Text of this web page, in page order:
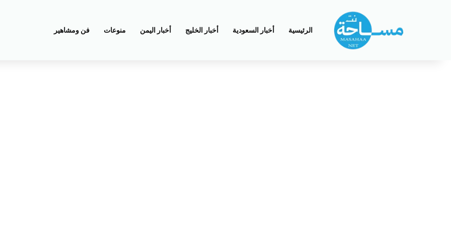
الرئيسية أخبار السعودية أخبار الخليج أخبار اليمن منوعات فن ومشاهير